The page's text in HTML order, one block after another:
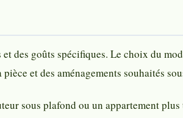
des goûts spécifiques. Le choix du
et des aménagements souhaités
sous plafond ou un appartement